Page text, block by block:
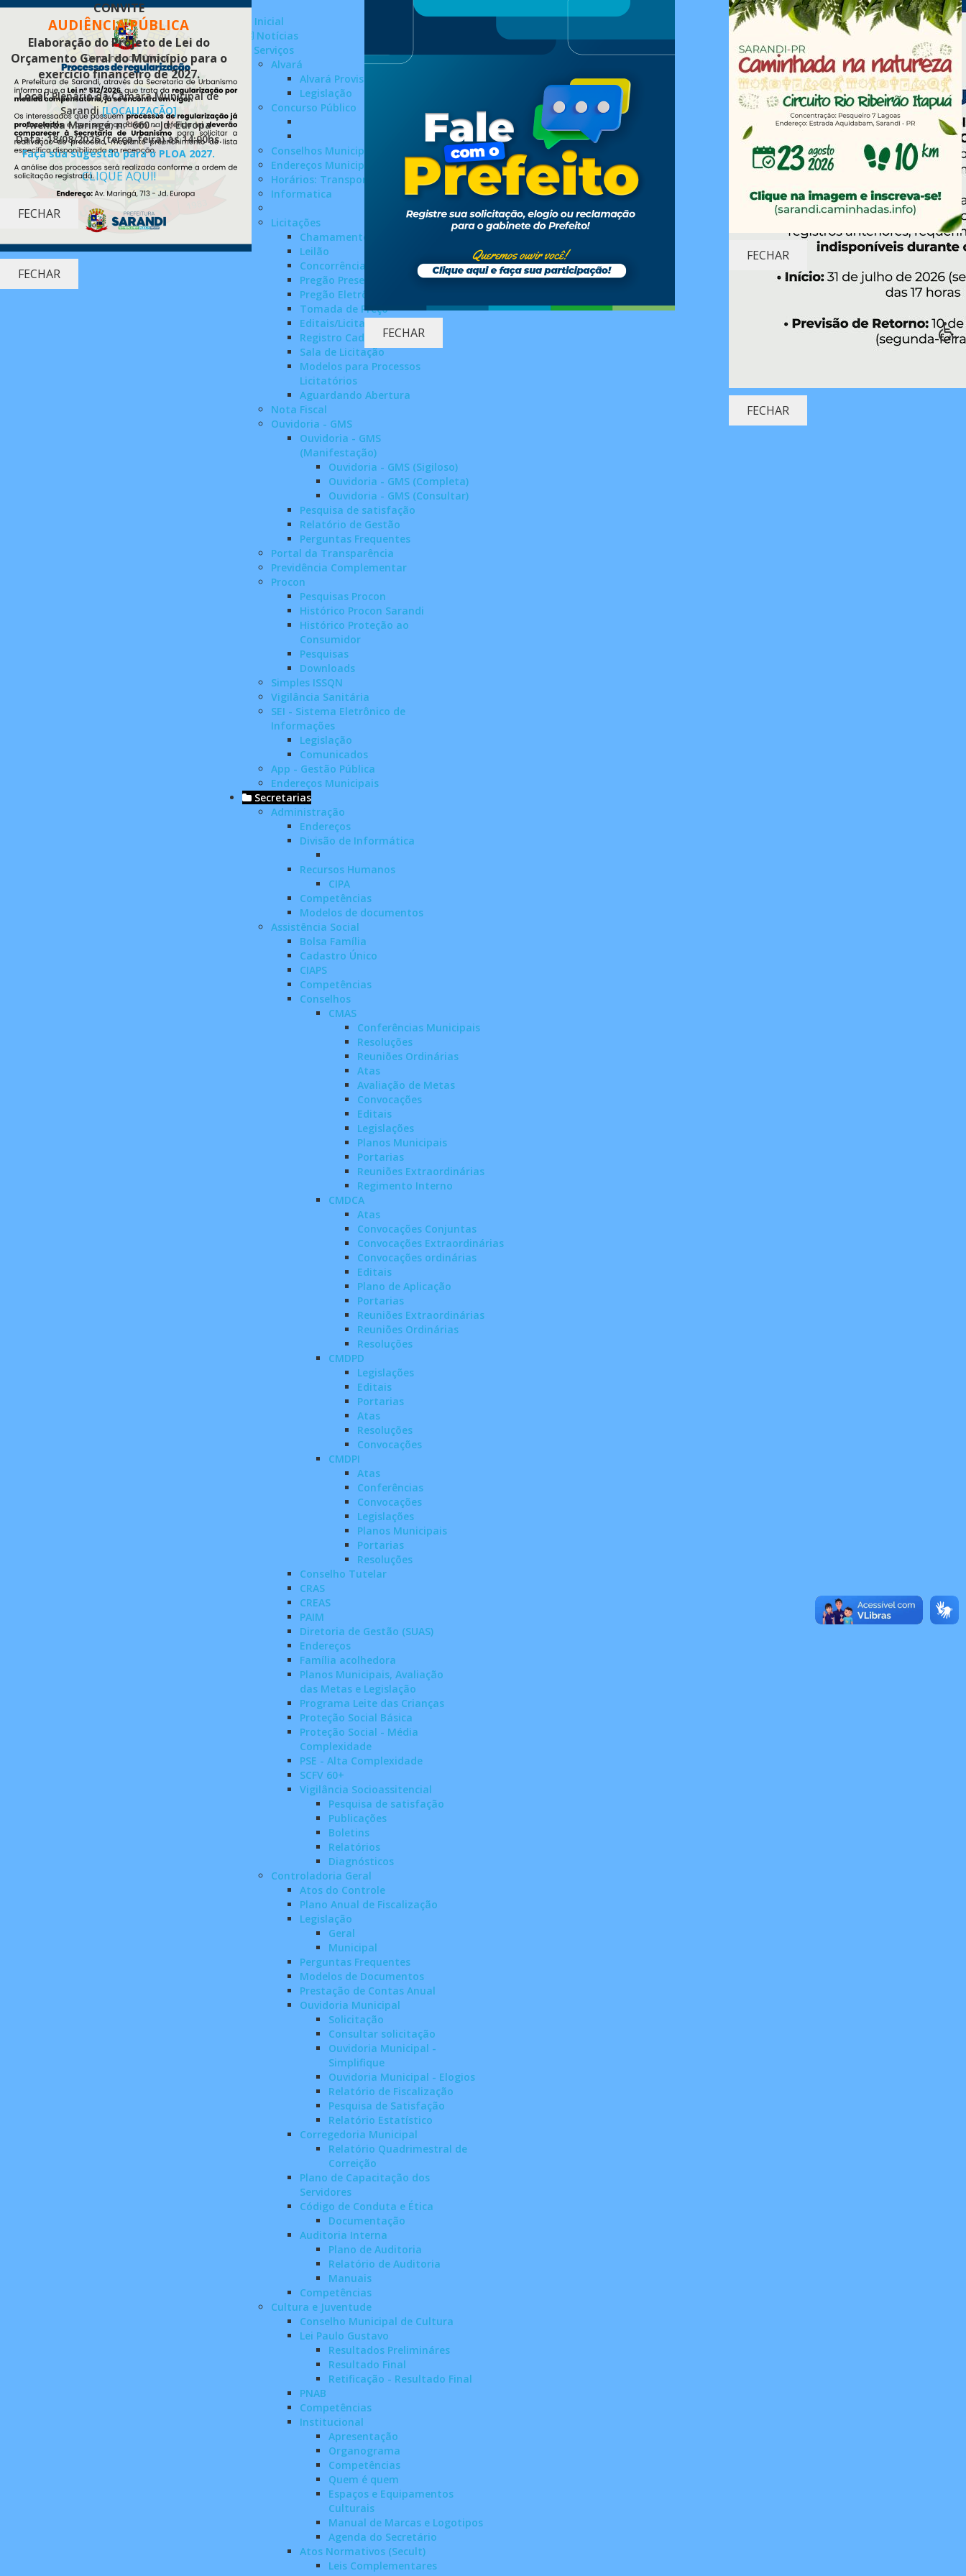
Inicial
Notícias
Serviços
Alvará
Alvará Provisório
Legislação
Concurso Público
Conselhos Municipais
Endereços Municipais
Horários: Transporte Público
Informatica
Licitações
Chamamento Público
Leilão
Concorrência
Pregão Presencial
Pregão Eletrônico
Tomada de Preço
Editais/Licitações
Registro Cadastral
Sala de Licitação
Modelos para Processos
Licitatórios
Aguardando Abertura
Nota Fiscal
Ouvidoria - GMS
Ouvidoria - GMS
(Manifestação)
Ouvidoria - GMS (Sigiloso)
Ouvidoria - GMS (Completa)
Ouvidoria - GMS (Consultar)
Pesquisa de satisfação
Relatório de Gestão
Perguntas Frequentes
Portal da Transparência
Previdência Complementar
Procon
Pesquisas Procon
Histórico Procon Sarandi
Histórico Proteção ao
Consumidor
Pesquisas
Downloads
Simples ISSQN
Vigilância Sanitária
SEI - Sistema Eletrônico de
Informações
Legislação
Comunicados
App - Gestão Pública
Endereços Municipais
Secretarias
Administração
Endereços
Divisão de Informática
Recursos Humanos
CIPA
Competências
Modelos de documentos
Assistência Social
Bolsa Família
Cadastro Único
CIAPS
Competências
Conselhos
CMAS
Conferências Municipais
Resoluções
Reuniões Ordinárias
Atas
Avaliação de Metas
Convocações
Editais
Legislações
Planos Municipais
Portarias
Reuniões Extraordinárias
Regimento Interno
CMDCA
Atas
Convocações Conjuntas
Convocações Extraordinárias
Convocações ordinárias
Editais
Plano de Aplicação
Portarias
Reuniões Extraordinárias
Reuniões Ordinárias
Resoluções
CMDPD
Legislações
Editais
Portarias
Atas
Resoluções
Convocações
CMDPI
Atas
Conferências
Convocações
Legislações
Planos Municipais
Portarias
Resoluções
Conselho Tutelar
CRAS
CREAS
PAIM
Diretoria de Gestão (SUAS)
Endereços
Família acolhedora
Planos Municipais, Avaliação
das Metas e Legislação
Programa Leite das Crianças
Proteção Social Básica
Proteção Social - Média
Complexidade
PSE - Alta Complexidade
SCFV 60+
Vigilância Socioassitencial
Pesquisa de satisfação
Publicações
Boletins
Relatórios
Diagnósticos
Controladoria Geral
Atos do Controle
Plano Anual de Fiscalização
Legislação
Geral
Municipal
Perguntas Frequentes
Modelos de Documentos
Prestação de Contas Anual
Ouvidoria Municipal
Solicitação
Consultar solicitação
Ouvidoria Municipal -
Simplifique
Ouvidoria Municipal - Elogios
Relatório de Fiscalização
Pesquisa de Satisfação
Relatório Estatístico
Corregedoria Municipal
Relatório Quadrimestral de
Correição
Plano de Capacitação dos
Servidores
Código de Conduta e Ética
Documentação
Auditoria Interna
Plano de Auditoria
Relatório de Auditoria
Manuais
Competências
Cultura e Juventude
Conselho Municipal de Cultura
Lei Paulo Gustavo
Resultados Prelimináres
Resultado Final
Retificação - Resultado Final
PNAB
Competências
Institucional
Apresentação
Organograma
Competências
Quem é quem
Espaços e Equipamentos
Culturais
Manual de Marcas e Logotipos
Agenda do Secretário
Atos Normativos (Secult)
Leis Complementares
FECHAR
CONVITE
AUDIÊNCIA PÚBLICA
Elaboração do Projeto de Lei do
Orçamento Geral do Município para o
exercício financeiro de 2027.
Local:Plenário da Câmara Municipal de
Sarandi [LOCALIZAÇÃO]
Avenida Maringá, n.º 660 - Jd. Europa
Data: 18/08/2026 (terça-feira) às 14:00hs.
Faça sua sugestão para o PLOA 2027.
CLIQUE AQUI!
FECHAR
FECHAR
FECHAR
FECHAR